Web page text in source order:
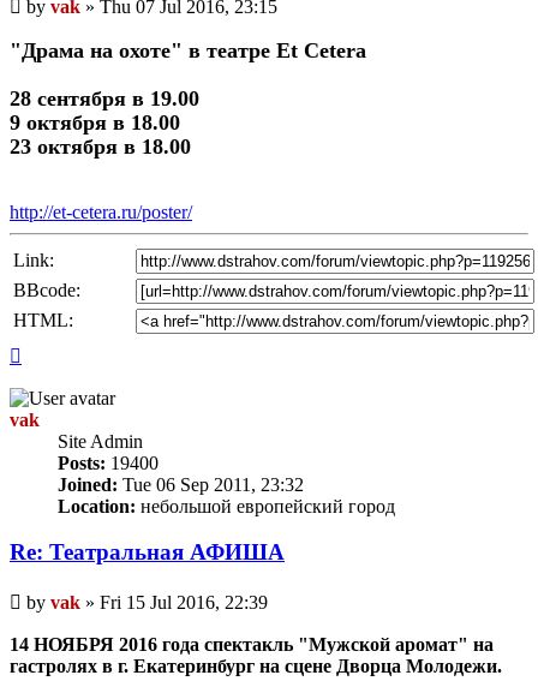
post
by vak » Thu 07 Jul 2016, 23:15
"Драма на охоте" в театре Et Cetera
28 сентября в 19.00
9 октября в 18.00
23 октября в 18.00
http://et-cetera.ru/poster/
Link:
BBcode:
HTML:
vak
Site Admin
Posts: 19400
Joined: Tue 06 Sep 2011, 23:32
Location: небольшой европейский город
Re: Театральная АФИША
Unread
post
by vak » Fri 15 Jul 2016, 22:39
14 НОЯБРЯ 2016 года спектакль "Мужской аромат" на
гастролях в г. Екатеринбург на сцене Дворца Молодежи.